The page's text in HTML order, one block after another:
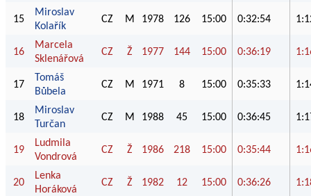
15
Miroslav
Kolařík
CZ M 1978 126 15:00 0:32:54
16
Marcela
Sklenářová
CZ Ž 1977 144 15:00 0:36:19
17
Tomáš
Bůbela
CZ M 1971 8 15:00 0:35:33
18
Miroslav
Turčan
CZ M 1988 45 15:00 0:36:45
19
Ludmila
Vondrová
CZ Ž 1986 218 15:00 0:35:44
20
Lenka
Horáková
CZ Ž 1982 12 15:00 0:36:26